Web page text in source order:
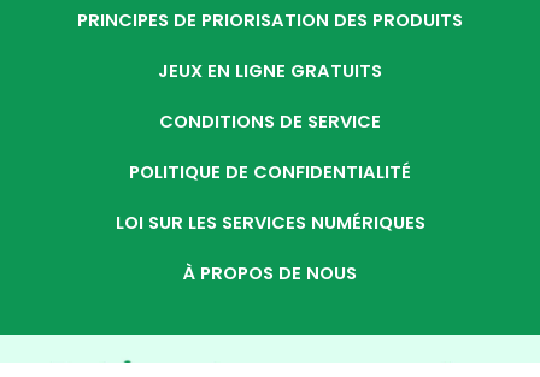
PRINCIPES DE PRIORISATION DES PRODUITS
JEUX EN LIGNE GRATUITS
CONDITIONS DE SERVICE
POLITIQUE DE CONFIDENTIALITÉ
LOI SUR LES SERVICES NUMÉRIQUES
À PROPOS DE NOUS